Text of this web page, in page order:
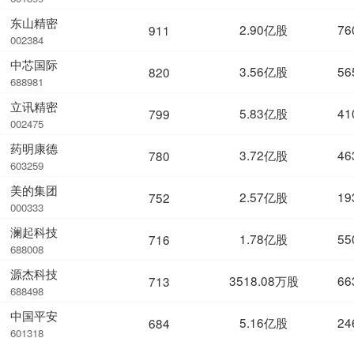
东山精密
002384
中芯国际
688981
立讯精密
002475
药明康德
603259
美的集团
000333
澜起科技
688008
源杰科技
688498
中国平安
601318
911 2.90亿股
820 3.56亿股
799 5.83亿股
780 3.72亿股
752 2.57亿股
716 1.78亿股
713 3518.08万股
684 5.16亿股